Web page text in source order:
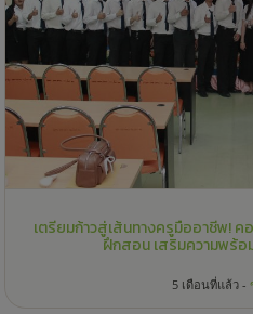
เตรียมก้าวสู่เส้นทางครูมืออาชีพ!
ฝึกสอน เสริมความพร้
5 เดือนที่แล้ว -